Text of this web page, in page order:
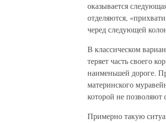
оказывается
отделяются,
черед следующей
В классическом
теряет часть своего
наименьшей дороге.
материнского
которой не
Примерно такую